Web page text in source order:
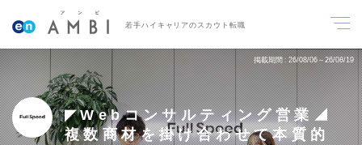
若手ハイキャリアのスカウト転職
掲載期間 26/08/06～26/08/19
◤Webコンサルティング営業◢
複数商材を掛け合わせて本質的